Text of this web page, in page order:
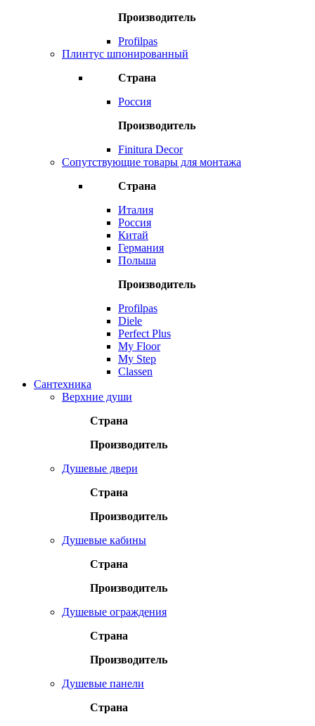
Производитель
Profilpas
Плинтус шпонированный
Страна
Россия
Производитель
Finitura Decor
Сопутствующие товары для монтажа
Страна
Италия
Россия
Китай
Германия
Польша
Производитель
Profilpas
Diele
Perfect Plus
My Floor
My Step
Classen
Сантехника
Верхние души
Страна
Производитель
Душевые двери
Страна
Производитель
Душевые кабины
Страна
Производитель
Душевые ограждения
Страна
Производитель
Душевые панели
Страна